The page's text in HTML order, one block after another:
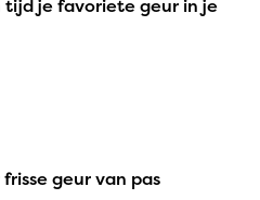
tijd je favoriete geur in je
geur van pas